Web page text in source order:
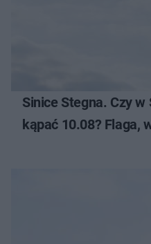
Sinice Stegna. Czy
kąpać 10.08? Flaga,